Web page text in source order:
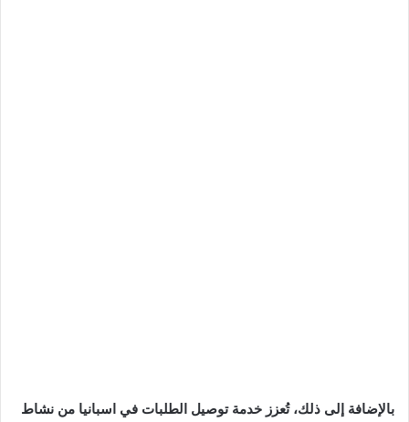
بالإضافة إلى ذلك، تُعزز خدمة توصيل الطلبات في اسبانيا من نشاط